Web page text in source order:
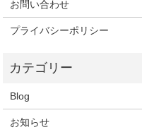
お問い合わせ
プライバシーポリシー
Blog
お知らせ